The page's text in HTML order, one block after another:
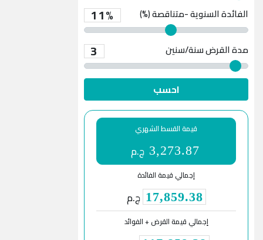
الفائدة السنوية -متناقصة (%) 11%
مدة القرض 3 سنة/سنين
احسب
قيمة القسط الشهري
3,273.87 ج.م
إجمالي قيمة الفائدة
17,859.38 ج.م
إجمالي قيمة القرض + الفوائد